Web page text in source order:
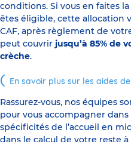
conditions. Si vous en faites
êtes éligible, cette allocation
CAF, après règlement de
peut couvrir jusqu’à 85% de
crèche.
En savoir plus sur les aides
Rassurez-vous, nos équipes
pour vous accompagner
spécificités de l’accueil en
dans le calcul de votre reste